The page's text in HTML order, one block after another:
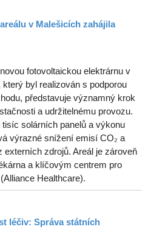
v Malešicích zahájila
fotovoltaickou elektrárnu v
byl realizován s podporou
představuje významný krok
a udržitelnému provozu.
solárních panelů a výkonu
výrazné snížení emisí CO₂ a
externích zdrojů. Areál je zároveň
a klíčovým centrem pro
Healthcare).
léčiv: Správa státních